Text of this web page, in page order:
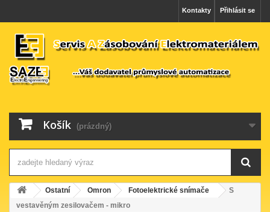
Přihlásit se
Kontakty
Košík (prázdný)
Ostatní Omron Fotoelektrické snímače
S
vestavěným zesilovačem - mikro